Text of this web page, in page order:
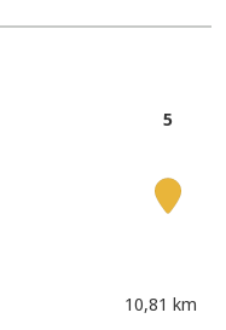
10,81 km